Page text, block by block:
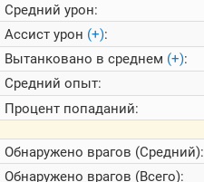
Средний урон:
Ассист урон (+):
Вытанковано в среднем (+):
Средний опыт:
Процент попаданий:
Обнаружено врагов (Средний):
Обнаружено врагов (Всего):